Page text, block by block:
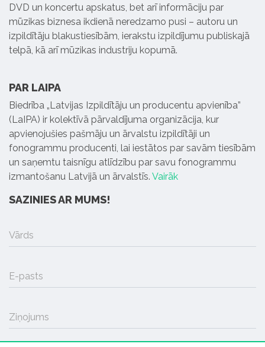
DVD un koncertu apskatus, bet arī informāciju par
mūzikas biznesa ikdienā neredzamo pusi – autoru un
izpildītāju blakustiesībām, ierakstu izpildījumu publiskajā
telpā, kā arī mūzikas industriju kopumā.
PAR LAIPA
Biedrība „Latvijas Izpildītāju un producentu apvienība”
(LaIPA) ir kolektīvā pārvaldījuma organizācija, kur
apvienojušies pašmāju un ārvalstu izpildītāji un
fonogrammu producenti, lai iestātos par savām tiesībām
un saņemtu taisnīgu atlīdzību par savu fonogrammu
izmantošanu Latvijā un ārvalstīs. Vairāk
SAZINIES AR MUMS!
Vārds
E-pasts
Ziņojums